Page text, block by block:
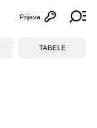
Otvori
Prijava
TABELE